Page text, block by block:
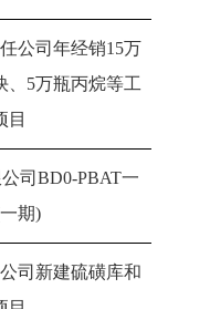
公司年经销15万
、5万瓶丙烷等工
目
司 BD0-PBAT一
期)
司新建硫磺库和